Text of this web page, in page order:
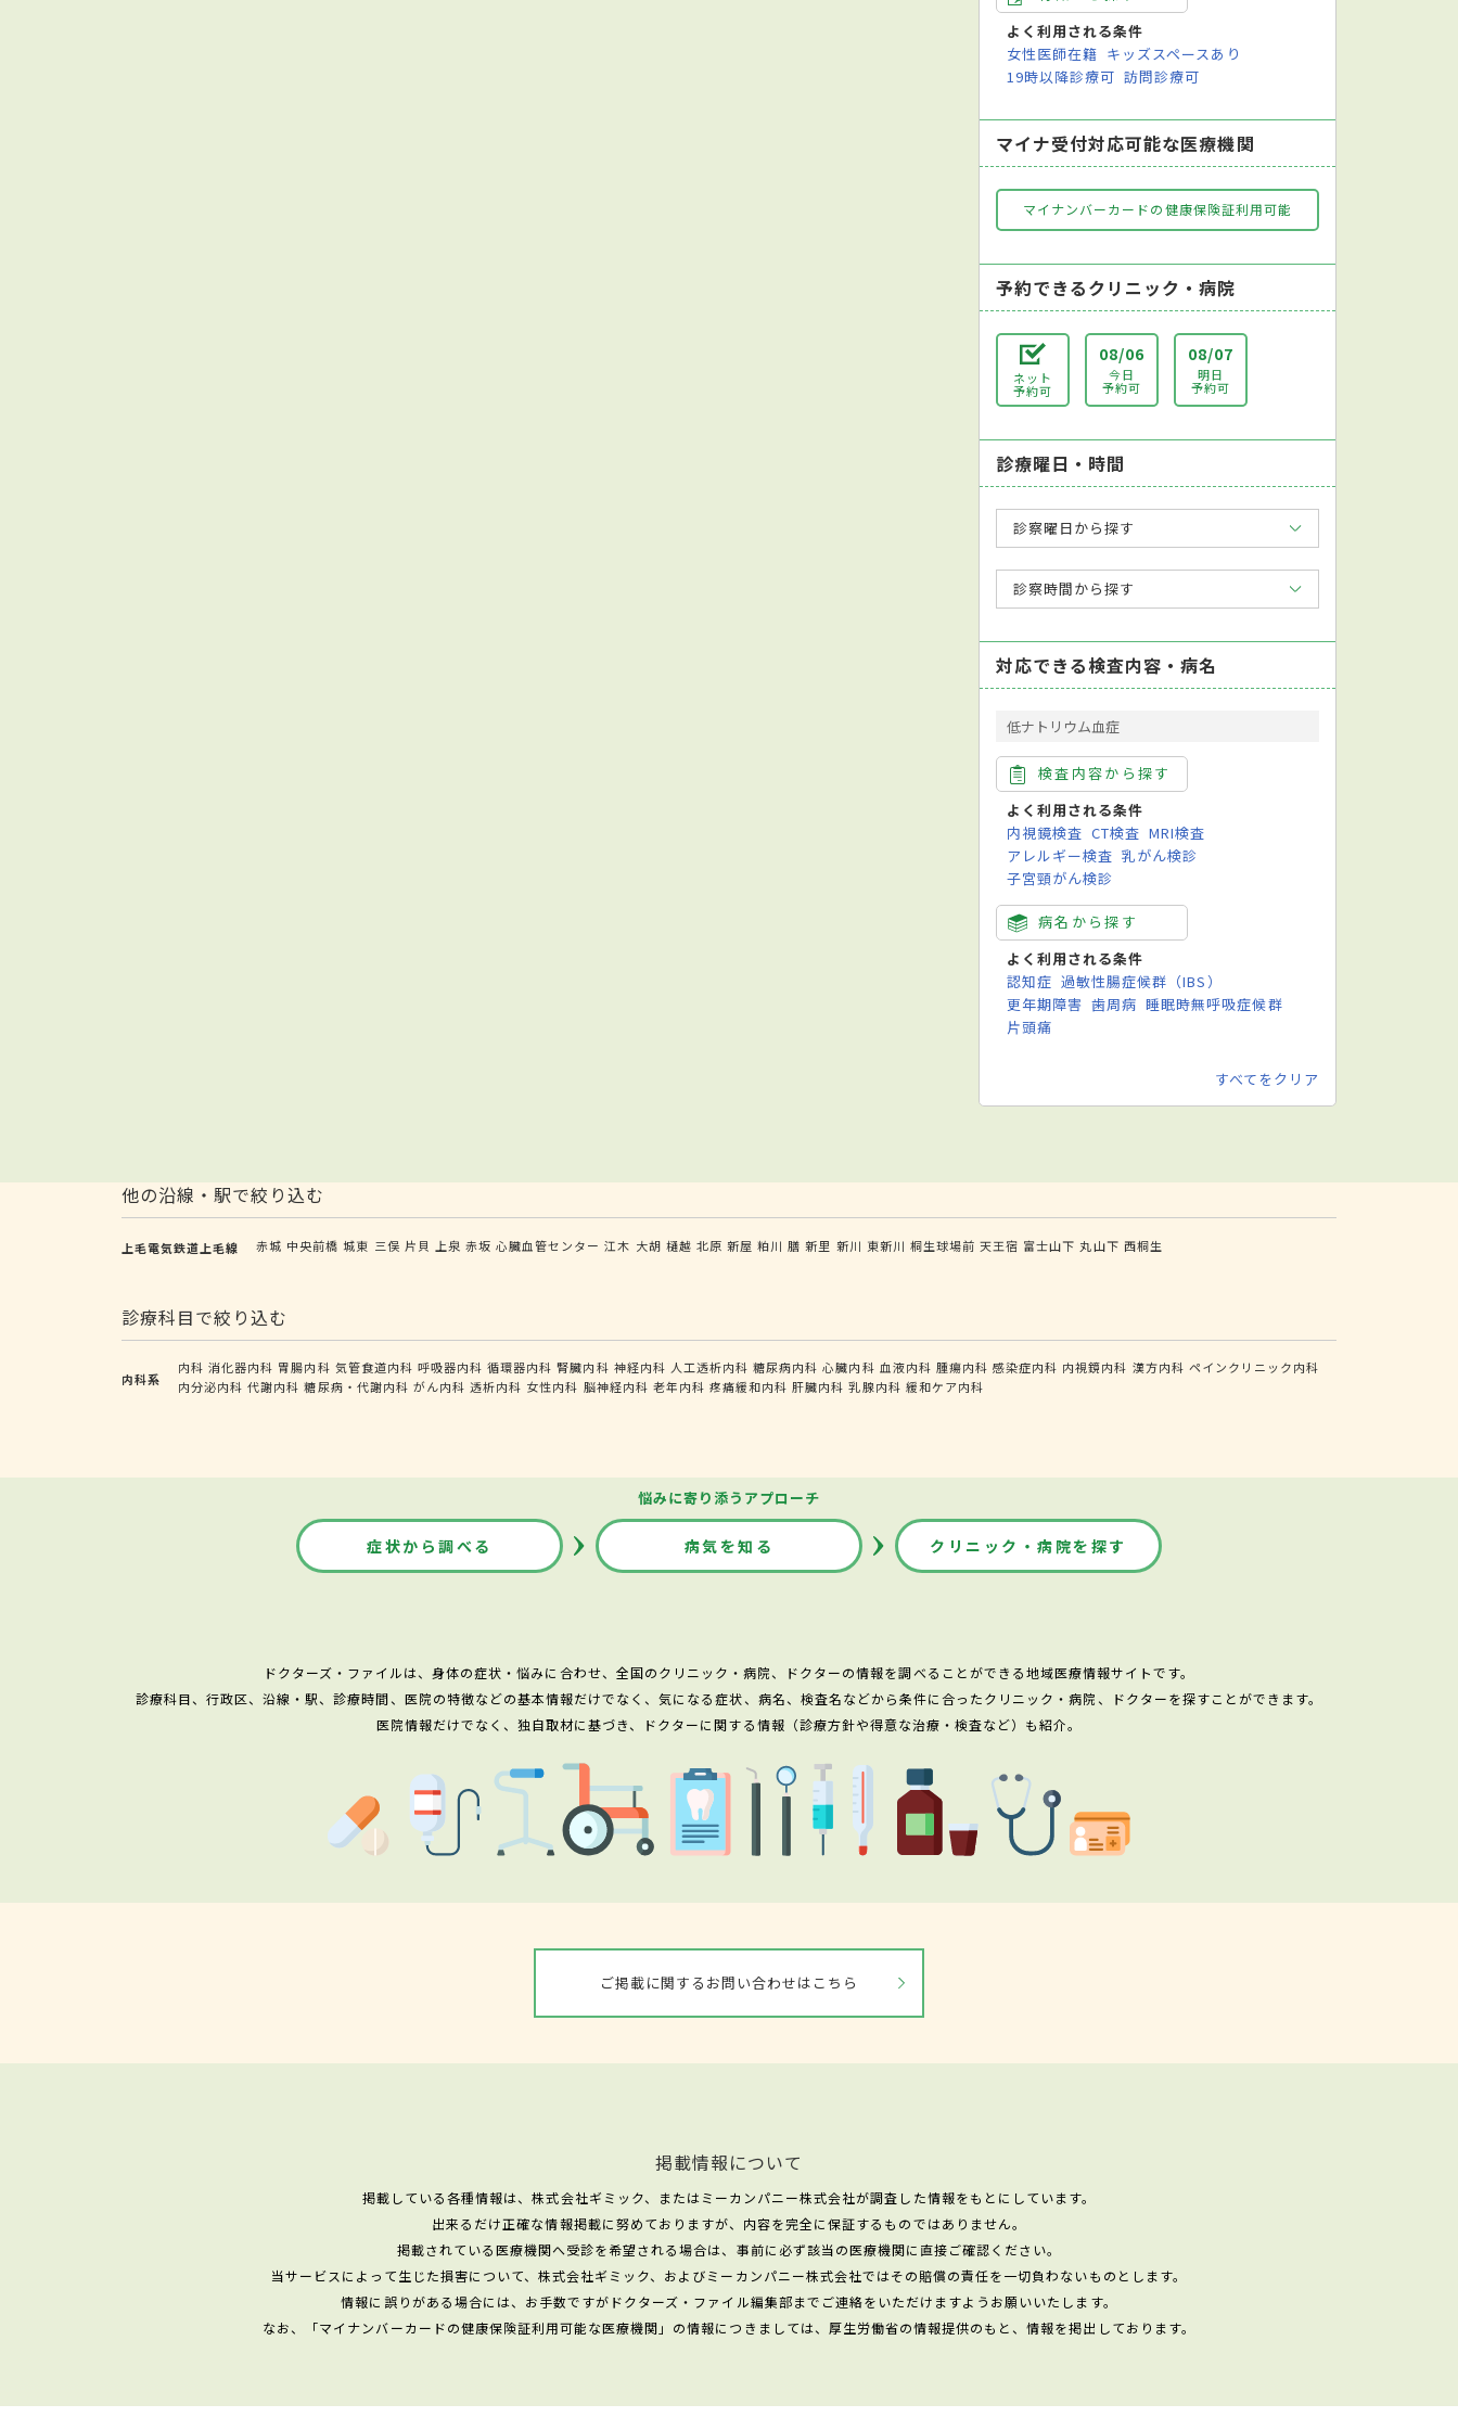
よく利用される条件
女性医師在籍 キッズスペースあり
19時以降診療可 訪問診療可
マイナ受付対応可能な医療機関
マイナンバーカードの健康保険証利用可能
予約できるクリニック・病院
ネット
予約可
08/06
今日
予約可
08/07
明日
予約可
診療曜日・時間
診察曜日から探す
診察時間から探す
対応できる検査内容・病名
低ナトリウム血症
検査内容から探す
よく利用される条件
内視鏡検査 CT検査 MRI検査
アレルギー検査 乳がん検診
子宮頸がん検診
病名から探す
よく利用される条件
認知症 過敏性腸症候群（IBS）
更年期障害 歯周病 睡眠時無呼吸症候群
片頭痛
すべてをクリア
他の沿線・駅で絞り込む
上毛電気鉄道上毛線 赤城 中央前橋 城東 三俣 片貝 上泉 赤坂 心臓血管センター 江木 大胡 樋越 北原 新屋 粕川 膳 新里 新川 東新川 桐生球場前 天王宿 富士山下 丸山下 西桐生
診療科目で絞り込む
内科系
内科 消化器内科 胃腸内科 気管食道内科 呼吸器内科 循環器内科 腎臓内科 神経内科 人工透析内科 糖尿病内科 心臓内科 血液内科 腫瘍内科 感染症内科 内視鏡内科 漢方内科 ペインクリニック内科
内分泌内科 代謝内科 糖尿病・代謝内科 がん内科 透析内科 女性内科 脳神経内科 老年内科 疼痛緩和内科 肝臓内科 乳腺内科 緩和ケア内科
悩みに寄り添うアプローチ
症状から調べる 病気を知る クリニック・病院を探す
ドクターズ・ファイルは、身体の症状・悩みに合わせ、全国のクリニック・病院、ドクターの情報を調べることができる地域医療情報サイトです。
診療科目、行政区、沿線・駅、診療時間、医院の特徴などの基本情報だけでなく、気になる症状、病名、検査名などから条件に合ったクリニック・病院、ドクターを探すことができます。
医院情報だけでなく、独自取材に基づき、ドクターに関する情報（診療方針や得意な治療・検査など）も紹介。
ご掲載に関するお問い合わせはこちら
掲載情報について
掲載している各種情報は、株式会社ギミック、またはミーカンパニー株式会社が調査した情報をもとにしています。
出来るだけ正確な情報掲載に努めておりますが、内容を完全に保証するものではありません。
掲載されている医療機関へ受診を希望される場合は、事前に必ず該当の医療機関に直接ご確認ください。
当サービスによって生じた損害について、株式会社ギミック、およびミーカンパニー株式会社ではその賠償の責任を一切負わないものとします。
情報に誤りがある場合には、お手数ですがドクターズ・ファイル編集部までご連絡をいただけますようお願いいたします。
なお、「マイナンバーカードの健康保険証利用可能な医療機関」の情報につきましては、厚生労働省の情報提供のもと、情報を掲出しております。